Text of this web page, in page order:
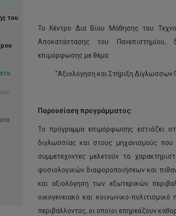
του
Το Κέντρο Δια Βίου Μάθησης του
Αποκατάστασης του Πανεπιστημίου,
επιμόρφωσης με θέμα:
"Αξιολόγηση και Στήριξη
Παρουσίαση προγράμματος:
Το πρόγραμμα επιμόρφωσης εστιάζει
διγλωσσίας και στους μηχανισμούς
συμμετέχοντες μελετούν τα
φυσιολογικών διαφοροποιήσεων και
και αξιολόγηση των εξωτερικών
οικογενειακό και κοινωνικο-
περιβάλλοντος, οι οποίοι επηρεάζουν